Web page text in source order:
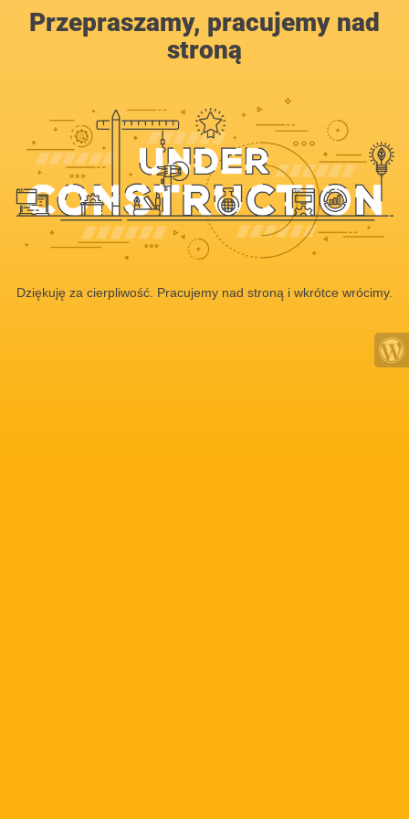
Przepraszamy, pracujemy nad
stroną
Dziękuję za cierpliwość. Pracujemy nad stroną i wkrótce wrócimy.